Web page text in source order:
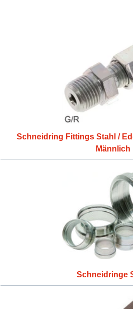
Schneidring Fittings Stahl /
Männlich
Schneidringe